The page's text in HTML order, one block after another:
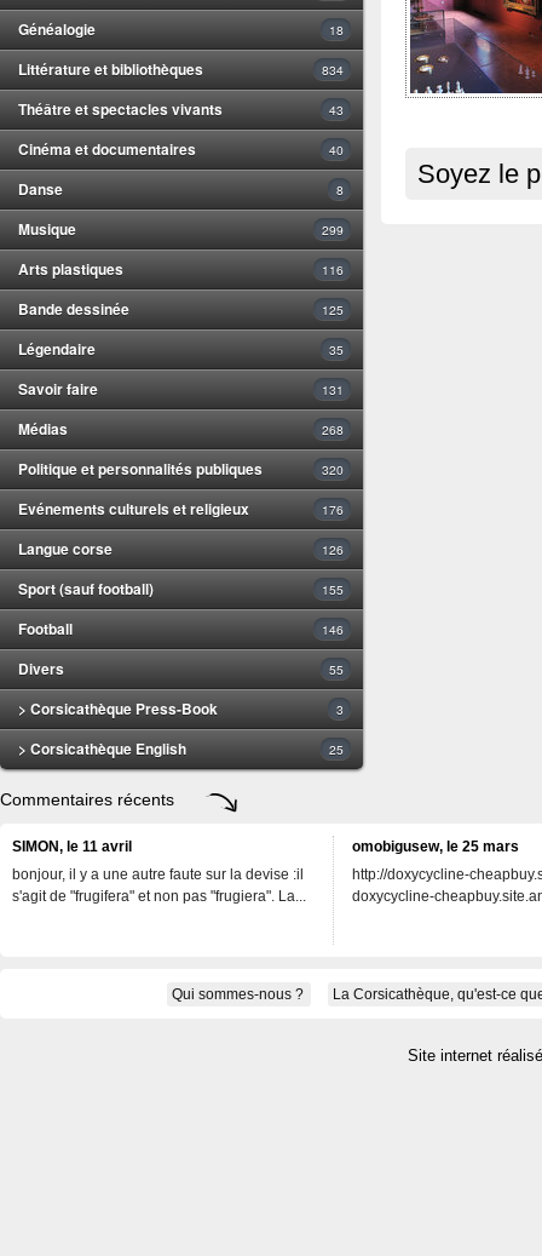
Généalogie 18
Littérature et bibliothèques 834
Théâtre et spectacles vivants 43
Cinéma et documentaires 40
Danse 8
Musique 299
Arts plastiques 116
Bande dessinée 125
Légendaire 35
Savoir faire 131
Médias 268
Politique et personnalités publiques 320
Evénements culturels et religieux 176
Langue corse 126
Sport (sauf football) 155
Football 146
Divers 55
> Corsicathèque Press-Book 3
> Corsicathèque English 25
Soyez le
Commentaires récents
SIMON, le 11 avril
bonjour, il y a une autre faute sur la devise :il
s'agit de "frugifera" et non pas "frugiera". La...
omobigusew, le 25 mars
http://doxycycline-
doxycycline-
Qui sommes-nous ? La Corsicathèque, qu'est-ce
Site internet